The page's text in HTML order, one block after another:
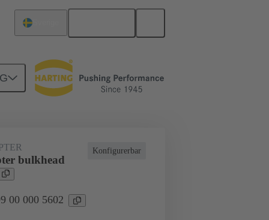
greppramar 09 00 000 5602
Konfigurerbar
bulkhead
00 000 5602